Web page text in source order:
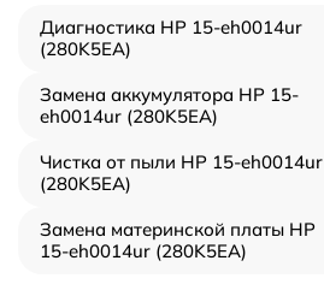
Диагностика HP 15-eh0014ur
(280K5EA)
Замена аккумулятора HP 15-
eh0014ur (280K5EA)
Чистка от пыли HP 15-eh0014ur
(280K5EA)
Замена материнской платы HP
15-eh0014ur (280K5EA)